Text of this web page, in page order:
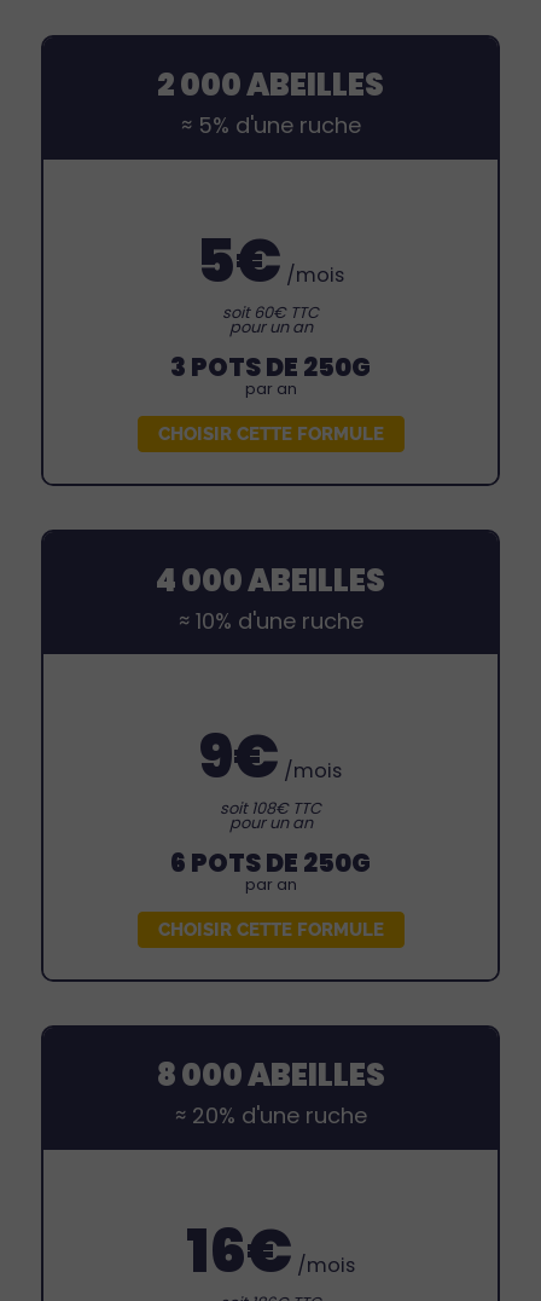
2 000 ABEILLES
≈ 5% d'une ruche
5€ /mois
soit 60€ TTC
pour un an
3 POTS DE 250G
par an
CHOISIR CETTE FORMULE
4 000 ABEILLES
≈ 10% d'une ruche
9€ /mois
soit 108€ TTC
pour un an
6 POTS DE 250G
par an
CHOISIR CETTE FORMULE
8 000 ABEILLES
≈ 20% d'une ruche
16€ /mois